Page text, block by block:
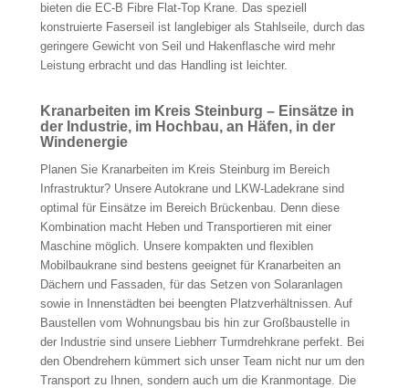
bieten die EC-B Fibre Flat-Top Krane. Das speziell
konstruierte Faserseil ist langlebiger als Stahlseile, durch das
geringere Gewicht von Seil und Hakenflasche wird mehr
Leistung erbracht und das Handling ist leichter.
Kranarbeiten im Kreis Steinburg – Einsätze in
der Industrie, im Hochbau, an Häfen, in der
Windenergie
Planen Sie Kranarbeiten im Kreis Steinburg im Bereich
Infrastruktur? Unsere Autokrane und LKW-Ladekrane sind
optimal für Einsätze im Bereich Brückenbau. Denn diese
Kombination macht Heben und Transportieren mit einer
Maschine möglich. Unsere kompakten und flexiblen
Mobilbaukrane sind bestens geeignet für Kranarbeiten an
Dächern und Fassaden, für das Setzen von Solaranlagen
sowie in Innenstädten bei beengten Platzverhältnissen. Auf
Baustellen vom Wohnungsbau bis hin zur Großbaustelle in
der Industrie sind unsere Liebherr Turmdrehkrane perfekt. Bei
den Obendrehern kümmert sich unser Team nicht nur um den
Transport zu Ihnen, sondern auch um die Kranmontage. Die